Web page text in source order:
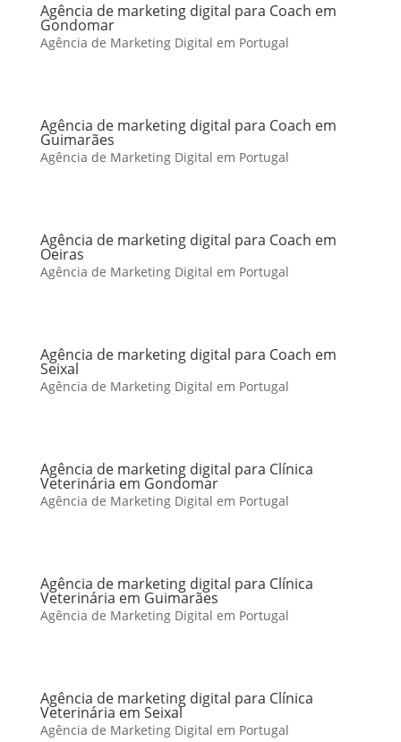
Agência de marketing digital para Coach em
Gondomar
Agência de Marketing Digital em Portugal
Agência de marketing digital para Coach em
Guimarães
Agência de Marketing Digital em Portugal
Agência de marketing digital para Coach em
Oeiras
Agência de Marketing Digital em Portugal
Agência de marketing digital para Coach em
Seixal
Agência de Marketing Digital em Portugal
Agência de marketing digital para Clínica
Veterinária em Gondomar
Agência de Marketing Digital em Portugal
Agência de marketing digital para Clínica
Veterinária em Guimarães
Agência de Marketing Digital em Portugal
Agência de marketing digital para Clínica
Veterinária em Seixal
Agência de Marketing Digital em Portugal